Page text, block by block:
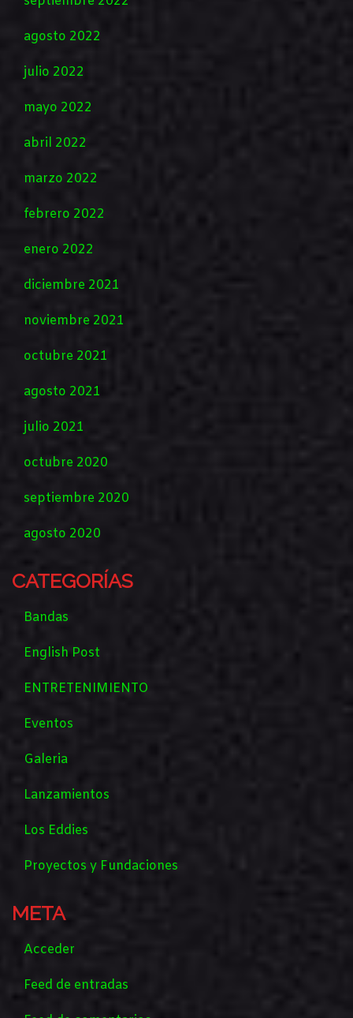
agosto 2022
julio 2022
mayo 2022
abril 2022
marzo 2022
febrero 2022
enero 2022
diciembre 2021
noviembre 2021
octubre 2021
agosto 2021
julio 2021
octubre 2020
septiembre 2020
agosto 2020
CATEGORÍAS
Bandas
English Post
ENTRETENIMIENTO
Eventos
Galeria
Lanzamientos
Los Eddies
Proyectos y Fundaciones
META
Acceder
Feed de entradas